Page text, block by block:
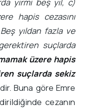
hapis cezasını
yıldan fazla ve
suçlarda
üzere hapis
suçlarda sekiz
Buna göre Emre
cezanın